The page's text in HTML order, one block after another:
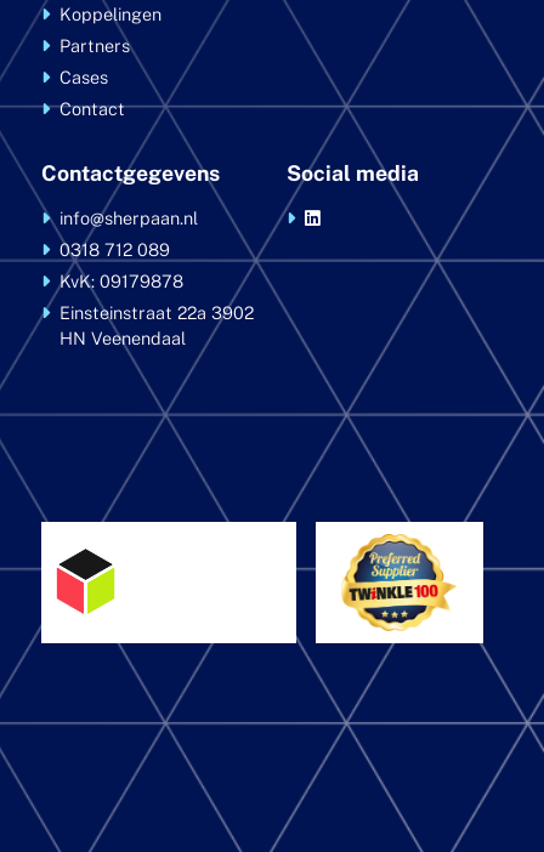
Koppelingen
Partners
Cases
Contact
Contactgegevens
info@sherpaan.nl
0318 712 089
KvK: 09179878
Einsteinstraat 22a3902
HN Veenendaal
Social media